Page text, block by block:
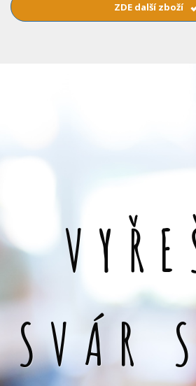
ZDE další zboží
SVÁR